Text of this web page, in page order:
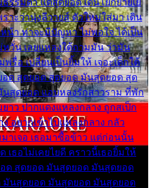
าะว่านุ่งลีวายส์ ตัวใหม่ใส่มา เดิน
น้า ท่าจะมีปัญหา ไม่พอใจ ได้เป็น
วั่น เลยแหลงใต้ถามมัน ว่ามัน
รื่อ เปลี่ยนเป็นยิ้มให้ เจอะเด็กใต้
อด สุดยอด สุดยอด มันสุดยอด สุด
สุดยอด แอบหลงรักสาวราม ที่พัก
ยาว ปากแดงแหลงกลาง ถูกสเป็ก
อยากเข้าไปแหลงกลาง กลัว
าเจอ เธอมาซื้อข้าว แต่ก่อนนั้น
เธอไม่เคยไยดี คราวนี้เธอยิ้มให้
ด สุดยอด มันสุดยอด มันสุดยอด
นสุดยอด มันสุดยอด มันสุดยอด